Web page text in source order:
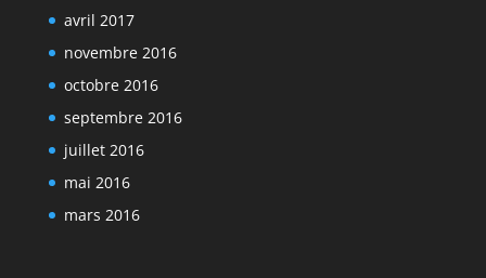
avril 2017
novembre 2016
octobre 2016
septembre 2016
juillet 2016
mai 2016
mars 2016